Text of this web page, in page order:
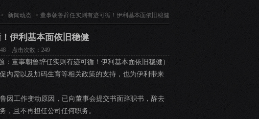
> 新闻动态 > 董事朝鲁辞任实则有迹可循！伊利基本面依旧稳健
伊利基本面依旧稳健
点击次数：249
：董事朝鲁辞任实则有迹可循！伊利基本面依旧稳健）
内需以及加码生育等相关政策的支持，也为伊利带来
因工作变动原因，已向董事会提交书面辞职书，辞去
，且不再担任公司任何职务。